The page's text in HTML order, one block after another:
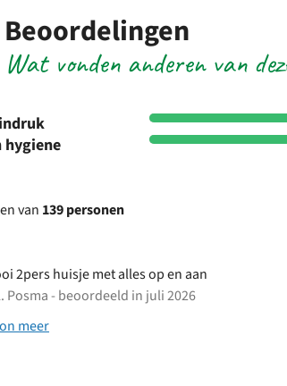
Wat vonden anderen van
Beoordelingen
hygiene
van 139 personen
2pers huisje met alles op en aan
Posma - beoordeeld in juli 2026
meer